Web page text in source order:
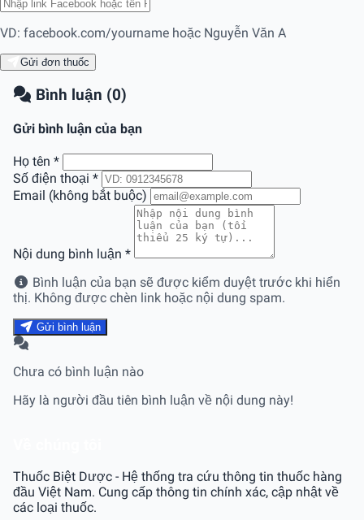
VD: facebook.com/yourname hoặc Nguyễn Văn A
Gửi đơn thuốc
Bình luận (0)
Gửi bình luận của bạn
Họ tên *
Số điện thoại *
Email (không bắt buộc)
Nội dung bình luận *
Bình luận của bạn sẽ được kiểm duyệt trước khi hiển
thị. Không được chèn link hoặc nội dung spam.
Gửi bình luận
Chưa có bình luận nào
Hãy là người đầu tiên bình luận về nội dung này!
Thuốc Biệt Dược - Hệ thống tra cứu thông tin thuốc hàng
đầu Việt Nam. Cung cấp thông tin chính xác, cập nhật về
các loại thuốc.